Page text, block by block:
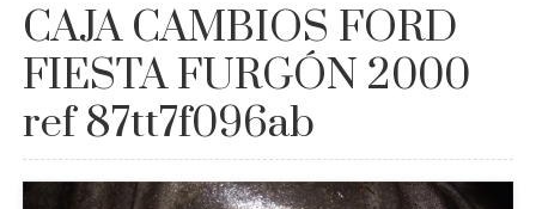
CAJA CAMBIOS FORD
FIESTA FURGÓN 2000
ref 87tt7f096ab